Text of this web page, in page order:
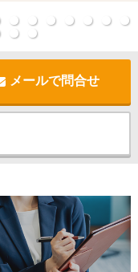
メールで問合せ